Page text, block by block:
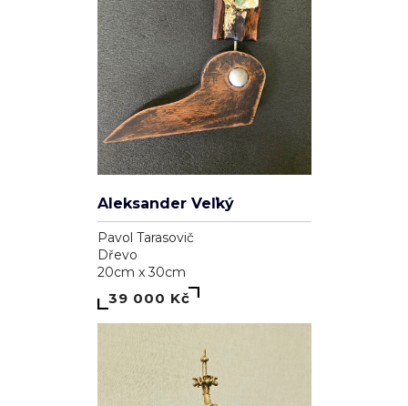
Aleksander Veľký
Pavol Tarasovič
Dřevo
20cm x 30cm
39 000 Kč